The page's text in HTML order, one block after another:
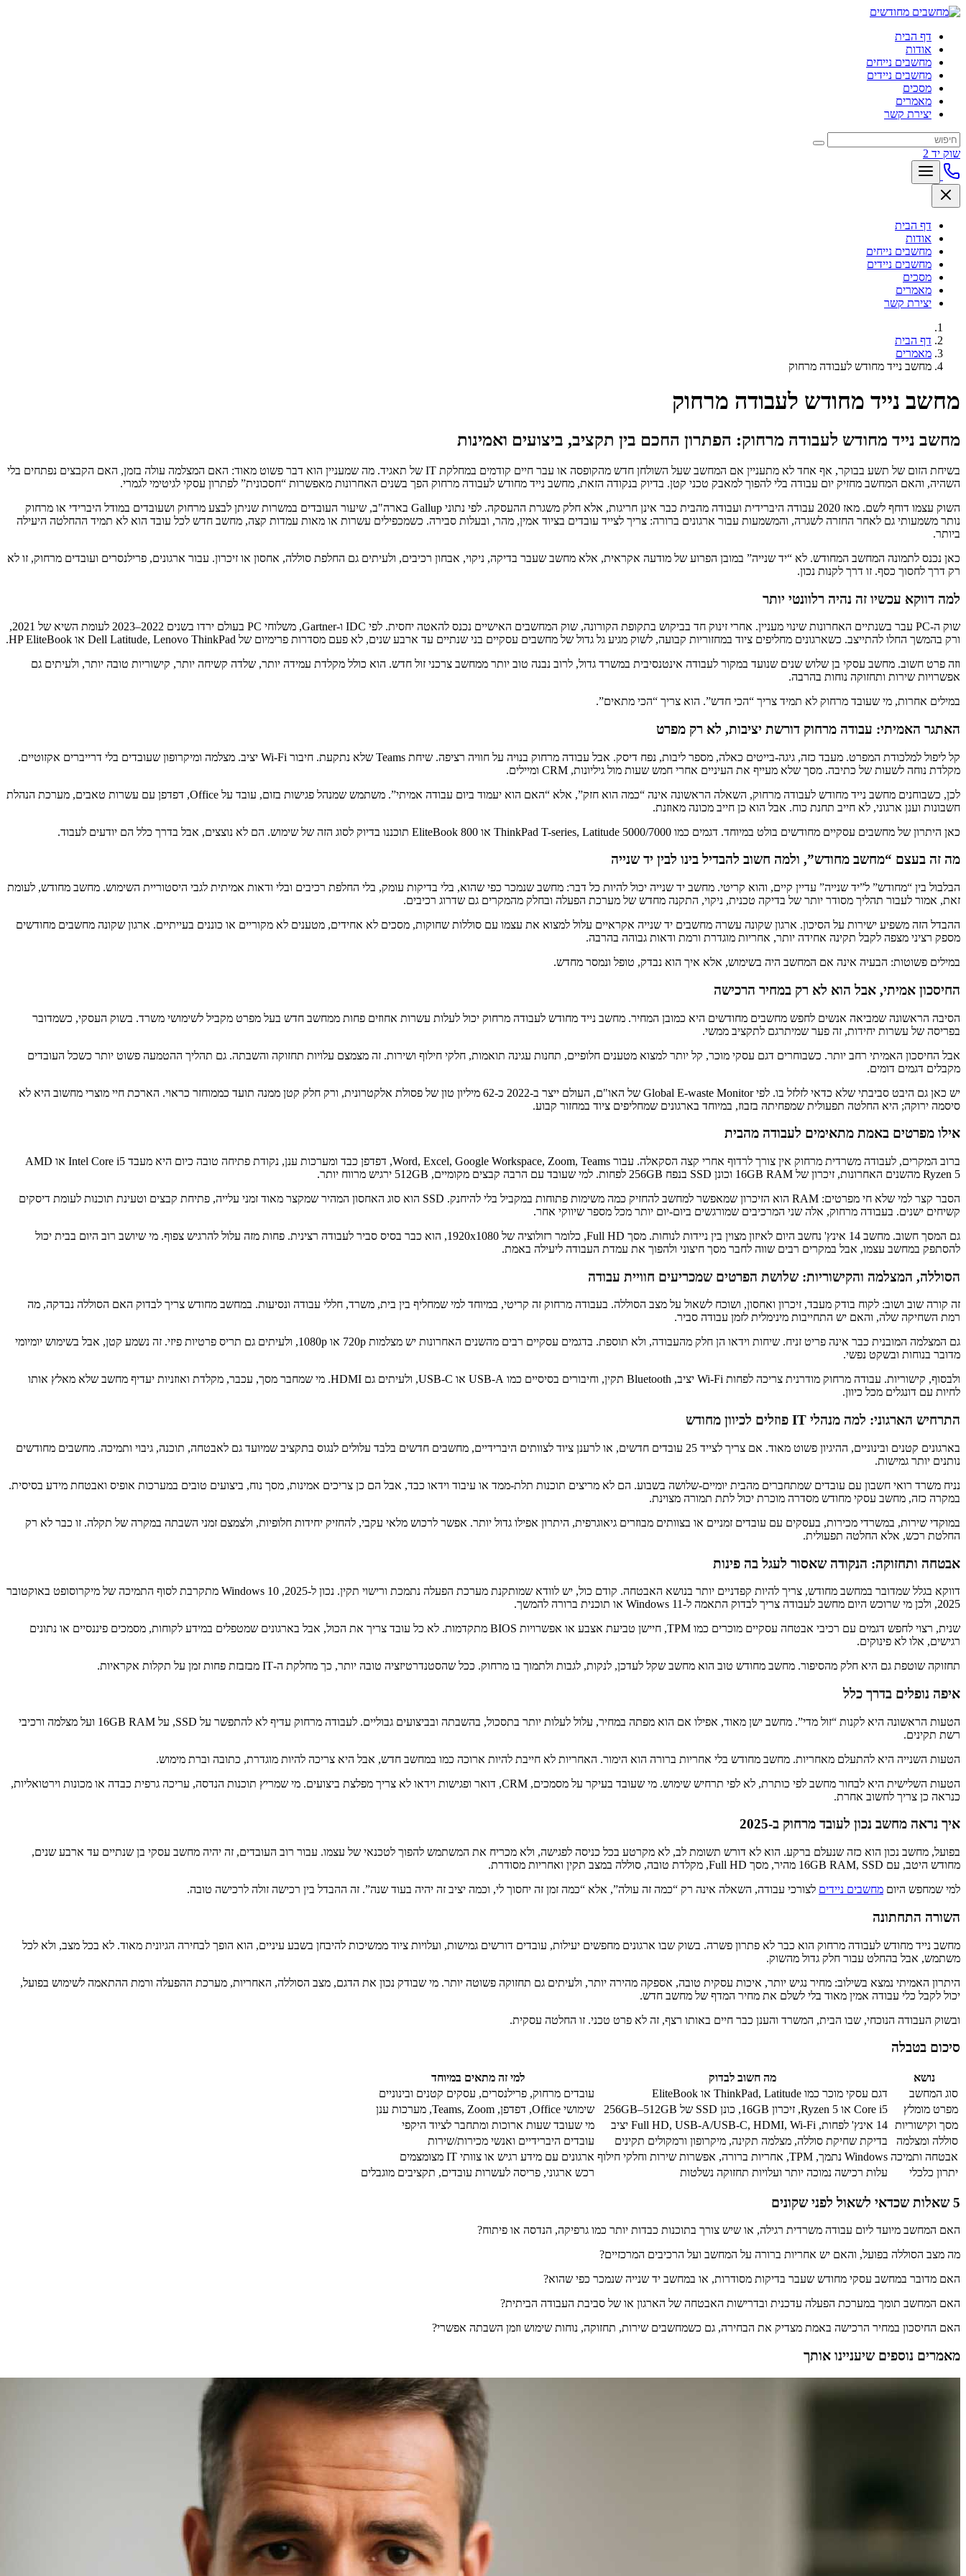
דף הבית
אודות
מחשבים נייחים
מחשבים ניידים
מסכים
מאמרים
יצירת קשר
שוק יד 2
דף הבית
אודות
מחשבים נייחים
מחשבים ניידים
מסכים
מאמרים
יצירת קשר
דף הבית
מאמרים
מחשב נייד מחודש לעבודה מרחוק
מחשב נייד מחודש לעבודה מרחוק
מחשב נייד מחודש לעבודה מרחוק: הפתרון החכם בין תקציב, ביצועים ואמינות
בשיחת הזום של תשע בבוקר, אף אחד לא מתעניין אם המחשב שעל השולחן חדש מהקופסה או עבר חיים קודמים במחלקת IT של תאגיד. מה שמעניין הוא דבר פשוט מאוד: האם המצלמה עולה בזמן, האם הקבצים נפתחים בלי
השהיה, והאם המחשב מחזיק יום עבודה בלי להפוך למאבק טכני קטן. בדיוק בנקודה הזאת, מחשב נייד מחודש לעבודה מרחוק הפך בשנים האחרונות מאפשרות “חסכונית” לפתרון עסקי לגיטימי לגמרי.
השוק עצמו דוחף לשם. מאז 2020 עבודה היברידית ועבודה מהבית כבר אינן חריגות, אלא חלק משגרת ההעסקה. לפי נתוני Gallup בארה"ב, שיעור העובדים במשרות שניתן לבצע מרחוק ושעובדים במודל היברידי או מרחוק
נותר משמעותי גם לאחר החזרה לשגרה, והמשמעות עבור ארגונים ברורה: צריך לצייד עובדים בציוד אמין, מהר, ובעלות סבירה. כשמכפילים עשרות או מאות עמדות קצה, מחשב חדש לכל עובד הוא לא תמיד ההחלטה היעילה
ביותר.
כאן נכנס לתמונה המחשב המחודש. לא “יד שנייה” במובן הפרוע של מודעה אקראית, אלא מחשב שעבר בדיקה, ניקוי, אבחון רכיבים, ולעיתים גם החלפת סוללה, אחסון או זיכרון. עבור ארגונים, פרילנסרים ועובדים מרחוק, זו לא
רק דרך לחסוך כסף. זו דרך לקנות נכון.
למה דווקא עכשיו זה נהיה רלוונטי יותר
שוק ה-PC עבר בשנתיים האחרונות שינוי מעניין. אחרי זינוק חד בביקוש בתקופת הקורונה, שוק המחשבים האישיים נכנס להאטה יחסית. לפי IDC ו-Gartner, משלוחי PC בעולם ירדו בשנים 2022–2023 לעומת השיא של 2021,
ורק בהמשך החלו להתייצב. כשארגונים מחליפים ציוד במחזוריות קבועה, לשוק מגיע גל גדול של מחשבים עסקיים בני שנתיים עד ארבע שנים, לא פעם מסדרות פרימיום של Dell Latitude, Lenovo ThinkPad או HP EliteBook.
וזה פרט חשוב. מחשב עסקי בן שלוש שנים שנועד במקור לעבודה אינטנסיבית במשרד גדול, לרוב נבנה טוב יותר ממחשב צרכני זול חדש. הוא כולל מקלדת עמידה יותר, שלדה קשיחה יותר, קישוריות טובה יותר, ולעיתים גם
אפשרויות שירות ותחזוקה נוחות בהרבה.
במילים אחרות, מי שעובד מרחוק לא תמיד צריך “הכי חדש”. הוא צריך “הכי מתאים”.
האתגר האמיתי: עבודה מרחוק דורשת יציבות, לא רק מפרט
קל ליפול למלכודת המפרט. מעבד כזה, גיגה-בייטים כאלה, מספר ליבות, נפח דיסק. אבל עבודה מרחוק בנויה על חוויה רציפה. שיחת Teams שלא נתקעת. חיבור Wi-Fi יציב. מצלמה ומיקרופון שעובדים בלי דרייברים אקזוטיים.
מקלדת נוחה לשעות של כתיבה. מסך שלא מעייף את העיניים אחרי חמש שעות מול גיליונות, CRM ומיילים.
לכן, כשבוחנים מחשב נייד מחודש לעבודה מרחוק, השאלה הראשונה אינה “כמה הוא חזק”, אלא “האם הוא יעמוד ביום עבודה אמיתי”. משתמש שמנהל פגישות בזום, עובד על Office, דפדפן עם עשרות טאבים, מערכת הנהלת
חשבונות וענן ארגוני, לא חייב תחנת כוח. אבל הוא כן חייב מכונה מאוזנת.
כאן היתרון של מחשבים עסקיים מחודשים בולט במיוחד. דגמים כמו ThinkPad T-series, Latitude 5000/7000 או EliteBook 800 תוכננו בדיוק לסוג הזה של שימוש. הם לא נוצצים, אבל בדרך כלל הם יודעים לעבוד.
מה זה בעצם “מחשב מחודש”, ולמה חשוב להבדיל בינו לבין יד שנייה
הבלבול בין “מחודש” ל”יד שנייה” עדיין קיים, והוא קריטי. מחשב יד שנייה יכול להיות כל דבר: מחשב שנמכר כפי שהוא, בלי בדיקות עומק, בלי החלפת רכיבים ובלי ודאות אמיתית לגבי היסטוריית השימוש. מחשב מחודש, לעומת
זאת, אמור לעבור תהליך מסודר יותר של בדיקה טכנית, ניקוי, התקנה מחדש של מערכת הפעלה ובחלק מהמקרים גם שדרוג רכיבים.
ההבדל הזה משפיע ישירות על הסיכון. ארגון שקונה עשרה מחשבים יד שנייה אקראיים עלול למצוא את עצמו עם סוללות שחוקות, מסכים לא אחידים, מטענים לא מקוריים או כוננים בעייתיים. ארגון שקונה מחשבים מחודשים
מספק רציני מצפה לקבל תקינה אחידה יותר, אחריות מוגדרת ורמת ודאות גבוהה בהרבה.
במילים פשוטות: הבעיה אינה אם המחשב היה בשימוש, אלא איך הוא נבדק, טופל ונמסר מחדש.
החיסכון אמיתי, אבל הוא לא רק במחיר הרכישה
הסיבה הראשונה שמביאה אנשים לחפש מחשבים מחודשים היא כמובן המחיר. מחשב נייד מחודש לעבודה מרחוק יכול לעלות עשרות אחוזים פחות ממחשב חדש בעל מפרט מקביל לשימושי משרד. בשוק העסקי, כשמדובר
בפריסה של עשרות יחידות, זה פער שמיתרגם לתקציב ממשי.
אבל החיסכון האמיתי רחב יותר. כשבוחרים דגם עסקי מוכר, קל יותר למצוא מטענים חלופיים, תחנות עגינה תואמות, חלקי חילוף ושירות. זה מצמצם עלויות תחזוקה והשבתה. גם תהליך ההטמעה פשוט יותר כשכל העובדים
מקבלים דגמים דומים.
יש כאן גם היבט סביבתי שלא כדאי לזלזל בו. לפי Global E-waste Monitor של האו"ם, העולם ייצר ב-2022 כ-62 מיליון טון של פסולת אלקטרונית, ורק חלק קטן ממנה תועד כממוחזר כראוי. הארכת חיי מוצרי מחשוב היא לא
סיסמה ירוקה; היא החלטה תפעולית שמפחיתה בזבוז, במיוחד בארגונים שמחליפים ציוד במחזור קבוע.
אילו מפרטים באמת מתאימים לעבודה מהבית
ברוב המקרים, לעבודה משרדית מרחוק אין צורך לרדוף אחרי קצה הסקאלה. עבור Word, Excel, Google Workspace, Zoom, Teams, דפדפן כבד ומערכות ענן, נקודת פתיחה טובה כיום היא מעבד Intel Core i5 או AMD
Ryzen 5 מהשנים האחרונות, זיכרון של 16GB RAM וכונן SSD בנפח 256GB לפחות. למי שעובד עם הרבה קבצים מקומיים, 512GB ירגיש מרווח יותר.
הסבר קצר למי שלא חי מפרטים: RAM הוא הזיכרון שמאפשר למחשב להחזיק כמה משימות פתוחות במקביל בלי להיחנק. SSD הוא סוג האחסון המהיר שמקצר מאוד זמני עלייה, פתיחת קבצים וטעינת תוכנות לעומת דיסקים
קשיחים ישנים. בעבודה מרחוק, אלה שני המרכיבים שמורגשים ביום-יום יותר מכל מספר שיווקי אחר.
גם המסך חשוב. מחשב 14 אינץ' נחשב היום לאיזון מצוין בין ניידות לנוחות. מסך Full HD, כלומר רזולוציה של 1920x1080, הוא כבר בסיס סביר לעבודה רצינית. פחות מזה עלול להרגיש צפוף. מי שיושב רוב היום בבית יכול
להסתפק במחשב עצמו, אבל במקרים רבים שווה לחבר מסך חיצוני ולהפוך את עמדת העבודה ליעילה באמת.
הסוללה, המצלמה והקישוריות: שלושת הפרטים שמכריעים חוויית עבודה
זה קורה שוב ושוב: לקוח בודק מעבד, זיכרון ואחסון, ושוכח לשאול על מצב הסוללה. בעבודה מרחוק זה קריטי, במיוחד למי שמחליף בין בית, משרד, חללי עבודה ונסיעות. במחשב מחודש צריך לבדוק האם הסוללה נבדקה, מה
רמת השחיקה שלה, והאם יש התחייבות מינימלית לזמן עבודה סביר.
גם המצלמה המובנית כבר אינה פריט זניח. שיחות וידאו הן חלק מהעבודה, ולא תוספת. בדגמים עסקיים רבים מהשנים האחרונות יש מצלמות 720p או 1080p, ולעיתים גם תריס פרטיות פיזי. זה נשמע קטן, אבל בשימוש יומיומי
מדובר בנוחות ובשקט נפשי.
ולבסוף, קישוריות. עבודה מרחוק מודרנית צריכה לפחות Wi-Fi יציב, Bluetooth תקין, וחיבורים בסיסיים כמו USB-A או USB-C, ולעיתים גם HDMI. מי שמחבר מסך, עכבר, מקלדת ואוזניות יעדיף מחשב שלא מאלץ אותו
לחיות עם דונגלים מכל כיוון.
התרחיש הארגוני: למה מנהלי IT פוזלים לכיוון מחודש
בארגונים קטנים ובינוניים, ההיגיון פשוט מאוד. אם צריך לצייד 25 עובדים חדשים, או לרענן ציוד לצוותים היברידיים, מחשבים חדשים בלבד עלולים לנגוס בתקציב שמיועד גם לאבטחה, תוכנה, גיבוי ותמיכה. מחשבים מחודשים
נותנים יותר גמישות.
נניח משרד רואי חשבון עם עובדים שמתחברים מהבית יומיים-שלושה בשבוע. הם לא מריצים תוכנות תלת-ממד או עיבוד וידאו כבד, אבל הם כן צריכים אמינות, מסך נוח, ביצועים טובים במערכות אופיס ואבטחת מידע בסיסית.
במקרה כזה, מחשב עסקי מחודש מסדרה מוכרת יכול לתת תמורה מצוינת.
במוקדי שירות, במשרדי מכירות, בעסקים עם עובדים זמניים או בצוותים מבוזרים גיאוגרפית, היתרון אפילו גדול יותר. אפשר לרכוש מלאי עקבי, להחזיק יחידות חלופיות, ולצמצם זמני השבתה במקרה של תקלה. זו כבר לא רק
החלטת רכש, אלא החלטה תפעולית.
אבטחה ותחזוקה: הנקודה שאסור לעגל בה פינות
דווקא בגלל שמדובר במחשב מחודש, צריך להיות קפדניים יותר בנושא האבטחה. קודם כול, יש לוודא שמותקנת מערכת הפעלה נתמכת ורישוי תקין. נכון ל-2025, Windows 10 מתקרבת לסוף התמיכה של מיקרוסופט באוקטובר
2025, ולכן מי שרוכש היום מחשב לעבודה צריך לבדוק התאמה ל-Windows 11 או תוכנית ברורה להמשך.
שנית, רצוי לחפש דגמים עם רכיבי אבטחה עסקיים מוכרים כמו TPM, חיישן טביעת אצבע או אפשרויות BIOS מתקדמות. לא כל עובד צריך את הכול, אבל בארגונים שמטפלים במידע לקוחות, מסמכים פיננסיים או נתונים
רגישים, אלו לא פינוקים.
תחזוקה שוטפת גם היא חלק מהסיפור. מחשב מחודש טוב הוא מחשב שקל לעדכן, לנקות, לגבות ולתמוך בו מרחוק. ככל שהסטנדרטיזציה טובה יותר, כך מחלקת ה-IT מבזבזת פחות זמן על תקלות אקראיות.
איפה נופלים בדרך כלל
הטעות הראשונה היא לקנות “זול מדי”. מחשב ישן מאוד, אפילו אם הוא מפתה במחיר, עלול לעלות יותר בתסכול, בהשבתה ובביצועים גבוליים. לעבודה מרחוק עדיף לא להתפשר על SSD, על 16GB RAM ועל מצלמה ורכיבי
רשת תקינים.
הטעות השנייה היא להתעלם מאחריות. מחשב מחודש בלי אחריות ברורה הוא הימור. האחריות לא חייבת להיות ארוכה כמו במחשב חדש, אבל היא צריכה להיות מוגדרת, כתובה וברת מימוש.
הטעות השלישית היא לבחור מחשב לפי כותרת, לא לפי תרחיש שימוש. מי שעובד בעיקר על מסמכים, CRM, דואר ופגישות וידאו לא צריך מפלצת ביצועים. מי שמריץ תוכנות הנדסה, עריכה גרפית כבדה או מכונות וירטואליות,
כנראה כן צריך לחשוב אחרת.
איך נראה מחשב נכון לעובד מרחוק ב-2025
בפועל, מחשב נכון הוא כזה שנעלם ברקע. הוא לא דורש תשומת לב, לא מקרטע בכל כניסה לפגישה, ולא מכריח את המשתמש להפוך לטכנאי של עצמו. עבור רוב העובדים, זה יהיה מחשב עסקי בן שנתיים עד ארבע שנים,
מחודש היטב, עם 16GB RAM, SSD מהיר, מסך Full HD, מקלדת טובה, סוללה במצב תקין ואחריות מסודרת.
למי שמחפש היום מחשבים ניידים לצורכי עבודה, השאלה אינה רק “כמה זה עולה”, אלא “כמה זמן זה יחסוך לי, וכמה יציב זה יהיה בעוד שנה”. זה ההבדל בין רכישה זולה לרכישה טובה.
השורה התחתונה
מחשב נייד מחודש לעבודה מרחוק הוא כבר לא פתרון פשרה. בשוק שבו ארגונים מחפשים יעילות, עובדים דורשים גמישות, ועלויות ציוד ממשיכות להיבחן בשבע עיניים, הוא הופך לבחירה הגיונית מאוד. לא בכל מצב, ולא לכל
משתמש, אבל בהחלט עבור חלק גדול מהשוק.
היתרון האמיתי נמצא בשילוב: מחיר נגיש יותר, איכות עסקית טובה, אספקה מהירה יותר, ולעיתים גם תחזוקה פשוטה יותר. מי שבודק נכון את הדגם, מצב הסוללה, האחריות, מערכת ההפעלה ורמת ההתאמה לשימוש בפועל,
יכול לקבל כלי עבודה אמין מאוד בלי לשלם את מחיר המדף של מחשב חדש.
ובשוק העבודה הנוכחי, שבו הבית, המשרד והענן כבר חיים באותו רצף, זה לא פרט טכני. זו החלטה עסקית.
סיכום בטבלה
נושא מה חשוב לבדוק
למי זה מתאים במיוחד
סוג המחשב
דגם עסקי מוכר כמו ThinkPad, Latitude או EliteBook
עובדים מרחוק, פרילנסרים, עסקים קטנים ובינוניים
מפרט מומלץ
Core i5 או Ryzen 5, זיכרון 16GB, כונן SSD של 256GB–512GB
שימושי Office, דפדפן, Teams, Zoom, מערכות ענן
מסך וקישוריות 14 אינץ' לפחות, Full HD, USB-A/USB-C, HDMI, Wi-Fi יציב
מי שעובד שעות ארוכות ומתחבר לציוד היקפי
סוללה ומצלמה
בדיקת שחיקת סוללה, מצלמה תקינה, מיקרופון ורמקולים תקינים
עובדים היברידיים ואנשי מכירות/שירות
אבטחה ותמיכה Windows נתמך, TPM, אחריות ברורה, אפשרות שירות וחלקי חילוף
ארגונים עם מידע רגיש או צוותי IT מצומצמים
יתרון כלכלי
עלות רכישה נמוכה יותר ועלויות תחזוקה נשלטות רכש ארגוני, פריסה לעשרות עובדים, תקציבים מוגבלים
5 שאלות שכדאי לשאול לפני שקונים
האם המחשב מיועד ליום עבודה משרדית רגילה, או שיש צורך בתוכנות כבדות יותר כמו גרפיקה, הנדסה או פיתוח?
מה מצב הסוללה בפועל, והאם יש אחריות ברורה על המחשב ועל הרכיבים המרכזיים?
האם מדובר במחשב עסקי מחודש שעבר בדיקות מסודרות, או במחשב יד שנייה שנמכר כפי שהוא?
האם המחשב תומך במערכת הפעלה עדכנית ובדרישות האבטחה של הארגון או של סביבת העבודה הביתית?
האם החיסכון במחיר הרכישה באמת מצדיק את הבחירה, גם כשמחשבים שירות, תחזוקה, נוחות שימוש וזמן השבתה אפשרי?
מאמרים נוספים שיעניינו אותך